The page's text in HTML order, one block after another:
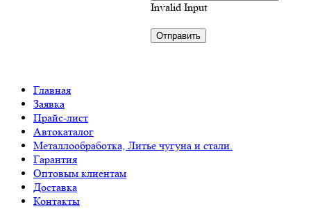
Invalid Input
Главная
Заявка
Прайс-лист
Автокаталог
Металлообработка, Литье чугуна и стали.
Гарантия
Оптовым клиентам
Доставка
Контакты